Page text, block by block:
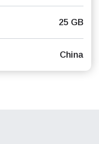
25 GB
China